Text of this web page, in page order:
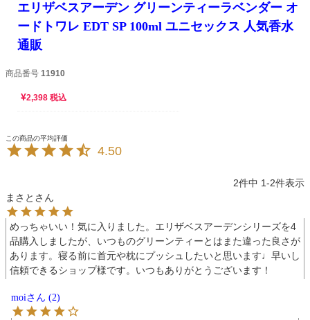
エリザベスアーデン グリーンティーラベンダー オ
ードトワレ EDT SP 100ml ユニセックス 人気香水
通販
商品番号 11910
¥2,398 税込
4.50
2件中 1-2件表示
まさと
めっちゃいい！気に入りました。エリザベスアーデンシリーズを4
品購入しましたが、いつものグリーンティーとはまた違った良さが
あります。寝る前に首元や枕にプッシュしたいと思います♩早いし
信頼できるショップ様です。いつもありがとうございます！
moi 2